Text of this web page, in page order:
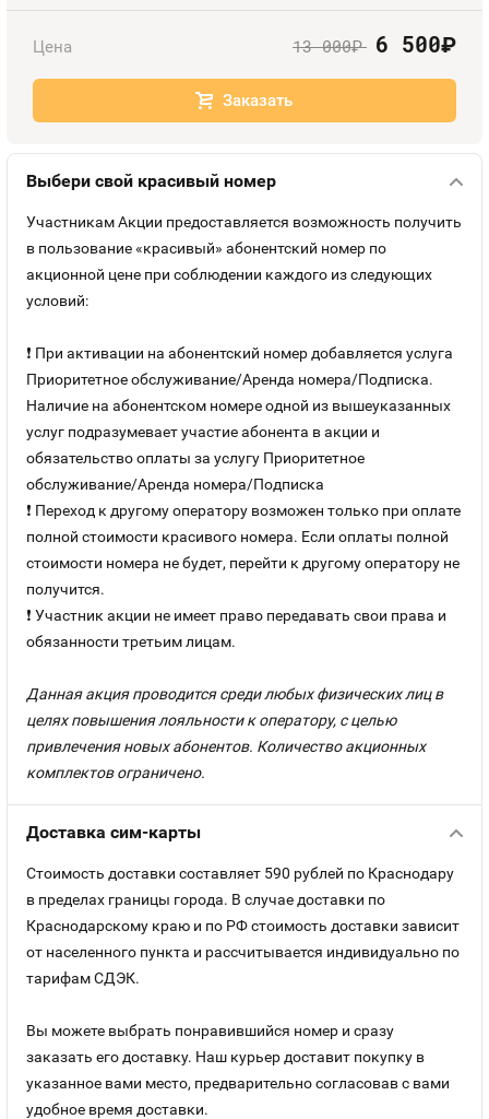
Номера
Контакты
Sim-Sim
Цена 13 000руб. 6 500руб.
Заказать
Выбери свой красивый номер
Участникам Акции предоставляется возможность получить
в пользование «красивый» абонентский номер по
акционной цене при соблюдении каждого из следующих
условий:
❗ При активации на абонентский номер добавляется услуга
Приоритетное обслуживание/Аренда номера/Подписка.
Наличие на абонентском номере одной из вышеуказанных
услуг подразумевает участие абонента в акции и
обязательство оплаты за услугу Приоритетное
обслуживание/Аренда номера/Подписка
❗ Переход к другому оператору возможен только при оплате
полной стоимости красивого номера. Если оплаты полной
стоимости номера не будет, перейти к другому оператору не
получится.
❗ Участник акции не имеет право передавать свои права и
обязанности третьим лицам.
Данная акция проводится среди любых физических лиц в
целях повышения лояльности к оператору, с целью
привлечения новых абонентов. Количество акционных
комплектов ограничено.
Доставка сим-карты
Стоимость доставки составляет 590 рублей по Краснодару
в пределах границы города. В случае доставки по
Краснодарскому краю и по РФ стоимость доставки зависит
от населенного пункта и рассчитывается индивидуально по
тарифам СДЭК.
Вы можете выбрать понравившийся номер и сразу
заказать его доставку. Наш курьер доставит покупку в
указанное вами место, предварительно согласовав с вами
удобное время доставки.